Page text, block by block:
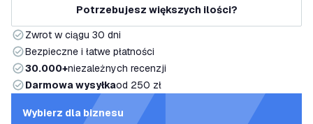
Potrzebujesz większych ilości?
Zwrot w ciągu 30 dni
Bezpieczne i łatwe płatności
30.000+niezależnych recenzji
Darmowa wysyłkaod 250 zł
Wybierz dla biznesu